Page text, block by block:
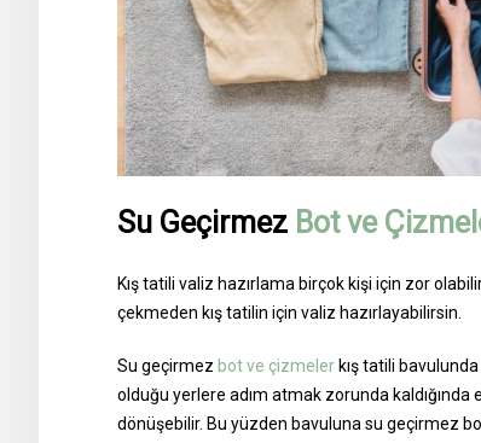
Su Geçirmez Bot ve
Kış tatili valiz hazırlama birçok kişi için zor
çekmeden kış tatilin için valiz hazırlayabilirsin.
Su geçirmez bot ve çizmeler kış tatili
olduğu yerlere adım atmak zorunda
dönüşebilir. Bu yüzden bavuluna su geçirmez